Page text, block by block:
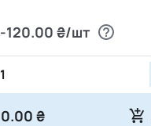
-120.00 ₴/шт
0.00 ₴